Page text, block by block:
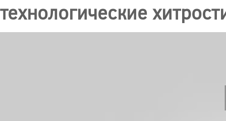
технологические